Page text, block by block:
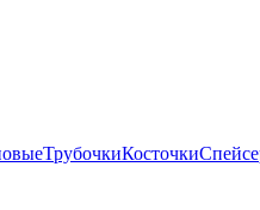
ТрубочкиКосточки